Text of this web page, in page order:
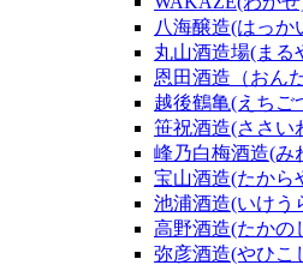
八海醸造(はっか
丸山酒造場(まる
恩田酒造（おん
越後鶴亀(えちご
笹祝酒造(ささい
峰乃白梅酒造(み
宝山酒造(たから
池浦酒造(いけう
高野酒造(たかの
弥彦酒造(やひこ